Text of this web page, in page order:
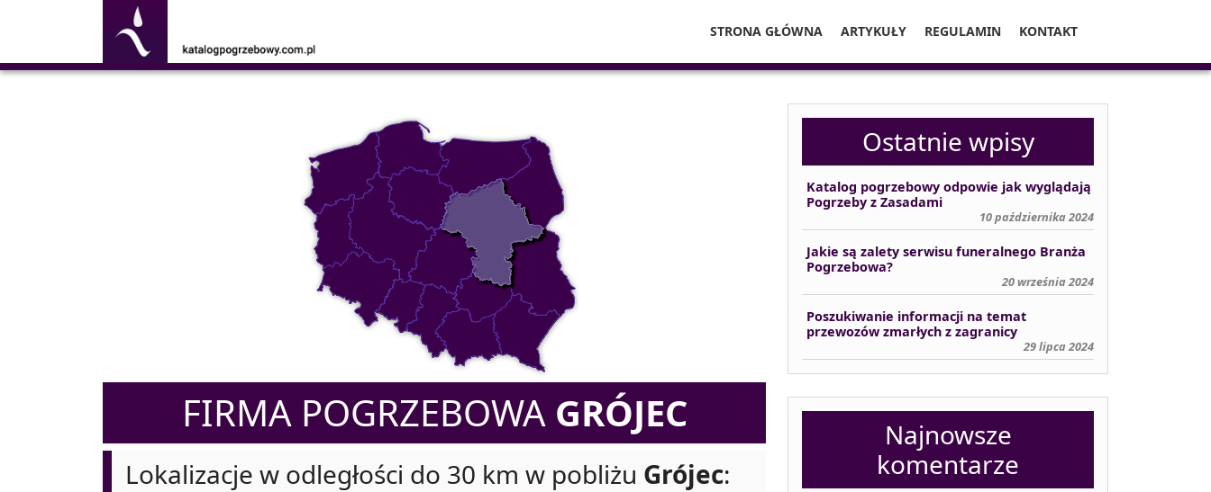
STRONA GŁÓWNA ARTYKUŁY REGULAMIN KONTAKT
FIRMA POGRZEBOWA GRÓJEC
Lokalizacje w odległości do 30 km w pobliżu Grójec:
Ostatnie wpisy
Katalog pogrzebowy odpowie jak wyglądają
Pogrzeby z Zasadami
10 października 2024
Jakie są zalety serwisu funeralnego Branża
Pogrzebowa?
20 września 2024
Poszukiwanie informacji na temat
przewozów zmarłych z zagranicy
29 lipca 2024
Najnowsze
komentarze